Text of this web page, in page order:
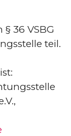
36 VSBG
teil.